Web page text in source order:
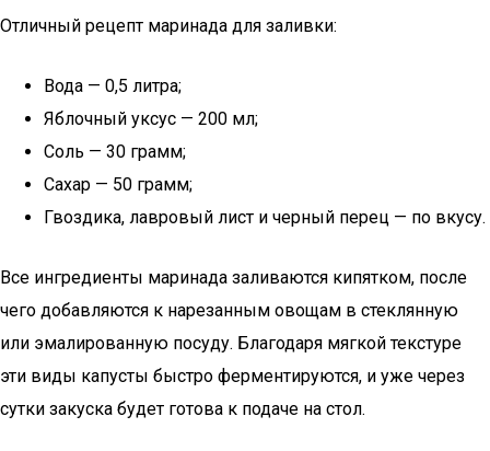
Отличный рецепт маринада для заливки:
Вода — 0,5 литра;
Яблочный уксус — 200 мл;
Соль — 30 грамм;
Сахар — 50 грамм;
Гвоздика, лавровый лист и черный перец — по вкусу.
Все ингредиенты маринада заливаются кипятком, после
чего добавляются к нарезанным овощам в стеклянную
или эмалированную посуду. Благодаря мягкой текстуре
эти виды капусты быстро ферментируются, и уже через
сутки закуска будет готова к подаче на стол.